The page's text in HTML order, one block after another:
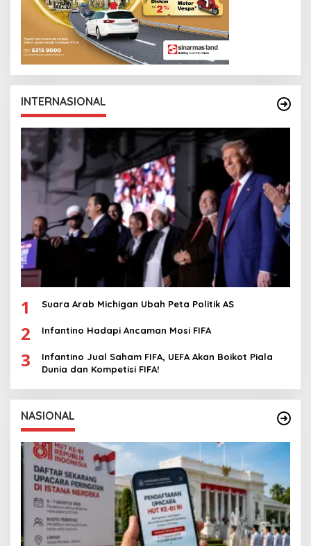
INTERNASIONAL
1 Suara Arab Michigan Ubah Peta Politik AS
2 Infantino Hadapi Ancaman Mosi FIFA
3
Infantino Jual Saham FIFA, UEFA Akan Boikot Piala
Dunia dan Kompetisi FIFA!
NASIONAL